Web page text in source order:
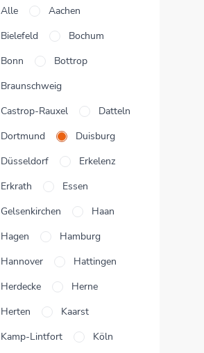
Alle
Aachen
Bielefeld
Bochum
Bonn
Bottrop
Braunschweig
Castrop-Rauxel
Datteln
Dortmund
Duisburg
Düsseldorf
Erkelenz
Erkrath
Essen
Gelsenkirchen
Haan
Hagen
Hamburg
Hannover
Hattingen
Herdecke
Herne
Herten
Kaarst
Kamp-Lintfort
Köln